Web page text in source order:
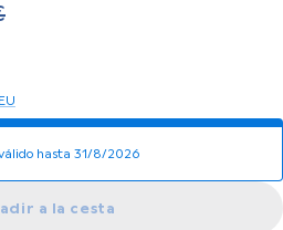
1.395,00 €
hasta 31/8/2026
a la cesta